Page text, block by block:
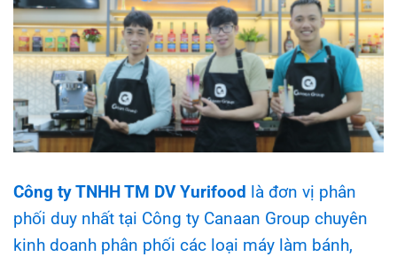
Công ty TNHH TM DV Yurifood là đơn vị phân
phối duy nhất tại Công ty Canaan Group chuyên
kinh doanh phân phối các loại máy làm bánh,